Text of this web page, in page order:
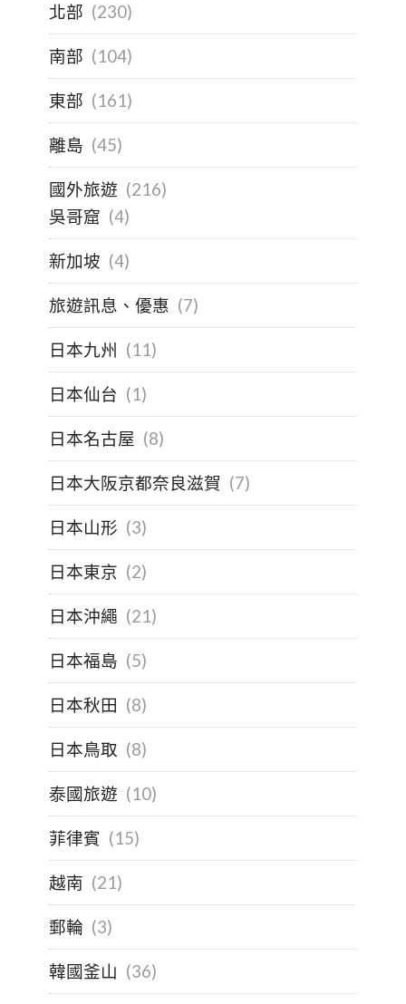
北部 (230)
南部 (104)
東部 (161)
離島 (45)
國外旅遊 (216)
吳哥窟 (4)
新加坡 (4)
旅遊訊息、優惠 (7)
日本九州 (11)
日本仙台 (1)
日本名古屋 (8)
日本大阪京都奈良滋賀 (7)
日本山形 (3)
日本東京 (2)
日本沖繩 (21)
日本福島 (5)
日本秋田 (8)
日本鳥取 (8)
泰國旅遊 (10)
菲律賓 (15)
越南 (21)
郵輪 (3)
韓國釜山 (36)